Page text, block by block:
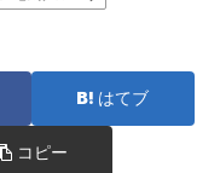
はてブ
コピー